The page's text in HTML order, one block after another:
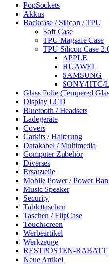
PopSockets
Akkus
Backcase / Silicon / TPU
Soft Case
TPU Magsafe Case
TPU Silicon Case
APPLE
HUAWEI
SAMSUNG
SONY/HTC/
Glass Folie (Tempered
Display LCD
Bluetooth / Headsets
Ladegeräte
Covers
Carkits / Halterung
Datakabel / Multimedia
Computer Zubehör
Diverses
Ersatzteile
Mobile Power / Power
Music Speaker
Security
Tablettaschen
Taschen / FlipCase
Touchscreen
Werbeartikel
Werkzeuge
RESTPOSTEN-RABATT
Neue Artikel